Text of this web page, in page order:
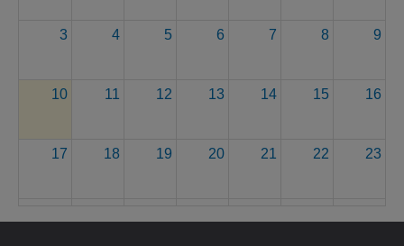
3 4 5 6 7 8 9
10 11 12 13 14 15 16
17 18 19 20 21 22 23